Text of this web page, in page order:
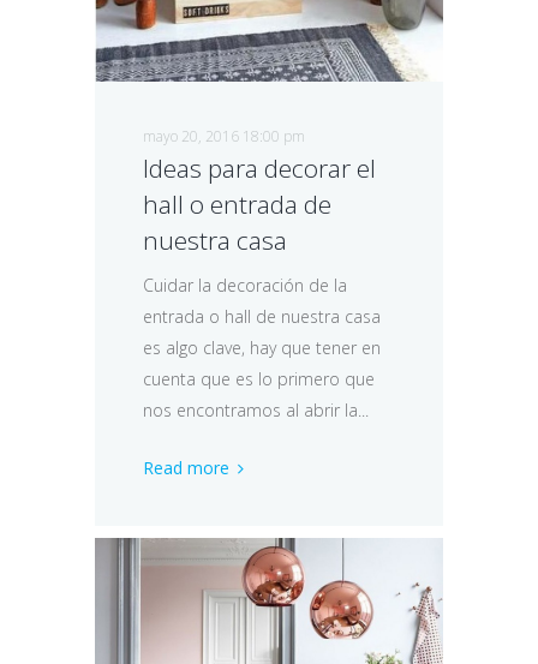
mayo 20, 2016 18:00 pm
Ideas para decorar el
hall o entrada de
nuestra casa
Cuidar la decoración de la
entrada o hall de nuestra casa
es algo clave, hay que tener en
cuenta que es lo primero que
nos encontramos al abrir la...
Read more